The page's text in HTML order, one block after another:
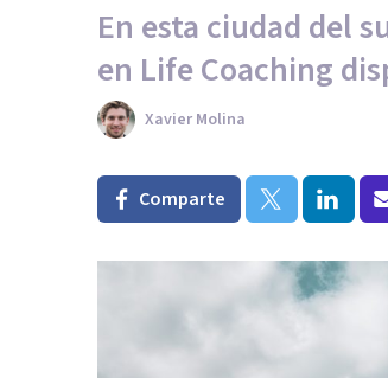
En esta ciudad del
en Life Coaching
Xavier Molina
Comparte